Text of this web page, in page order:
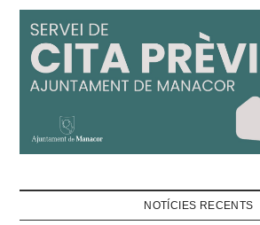
NOTÍCIES RECENTS